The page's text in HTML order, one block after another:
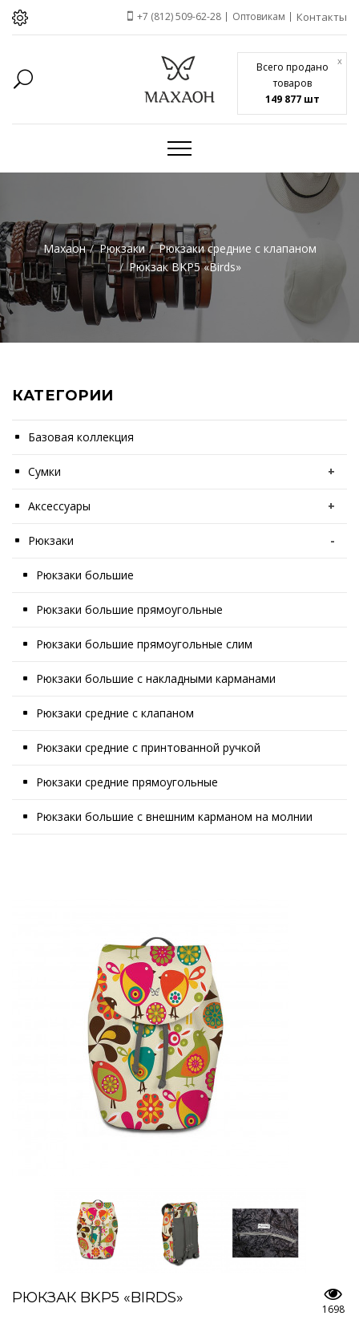
Всего продано
товаров
149 877 шт
x
+7 (812) 509-62-28 Оптовикам Контакты
Махаон Рюкзаки
Рюкзаки средние с клапаном
Рюкзак BKP5 «Birds»
КАТЕГОРИИ
Базовая коллекция
Сумки +
Аксессуары +
Рюкзаки -
Рюкзаки большие
Рюкзаки большие прямоугольные
Рюкзаки большие прямоугольные слим
Рюкзаки большие с накладными карманами
Рюкзаки средние с клапаном
Рюкзаки средние с принтованной ручкой
Рюкзаки средние прямоугольные
Рюкзаки большие с внешним карманом на молнии
РЮКЗАК BKP5 «BIRDS»
1698